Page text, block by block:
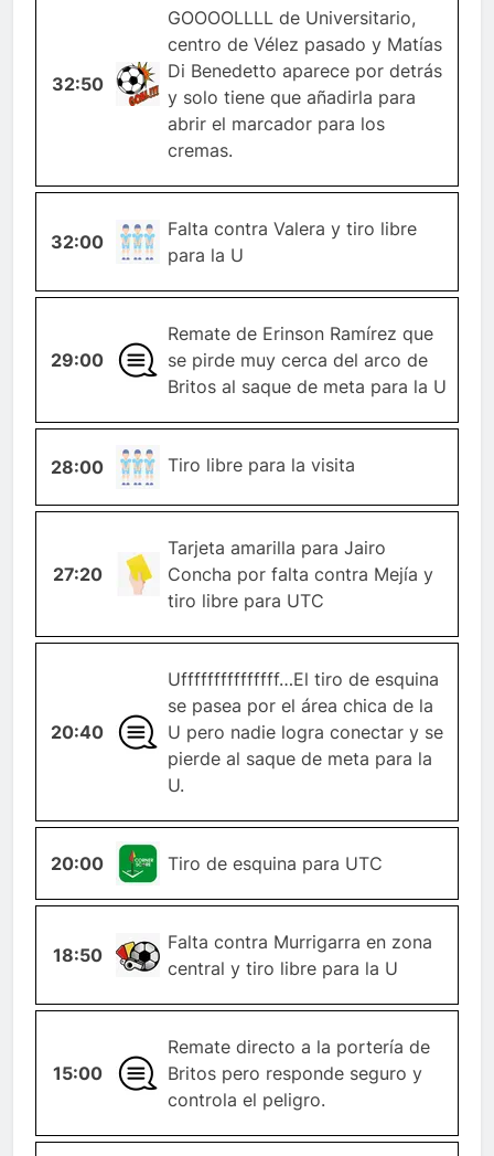
32:50 GOL
GOOOOLLLL de Universitario,
centro de Vélez pasado y Matías
Di Benedetto aparece por detrás
y solo tiene que añadirla para
abrir el marcador para los
cremas.
32:00
TIRO-
LIBRE
Falta contra Valera y tiro libre
para la U
29:00GENERAL
Remate de Erinson Ramírez que
se pirde muy cerca del arco de
Britos al saque de meta para la U
28:00
TIRO-
LIBRE
Tiro libre para la visita
27:20
TARJETA-
AMARILLA
Tarjeta amarilla para Jairo
Concha por falta contra Mejía y
tiro libre para UTC
20:40GENERAL
Ufffffffffffffff…El tiro de esquina
se pasea por el área chica de la
U pero nadie logra conectar y se
pierde al saque de meta para la
U.
20:00ESQUINATiro de esquina para UTC
18:50 FALTA
Falta contra Murrigarra en zona
central y tiro libre para la U
15:00GENERAL
Remate directo a la portería de
Britos pero responde seguro y
controla el peligro.